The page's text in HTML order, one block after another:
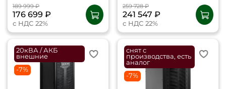
189 999 ₽
176 699 ₽
с НДС 22%
259 728 ₽
241 547 ₽
с НДС 22%
20кВА / АКБ
внешние
-7%
снят с
производства, есть
аналог
-7%